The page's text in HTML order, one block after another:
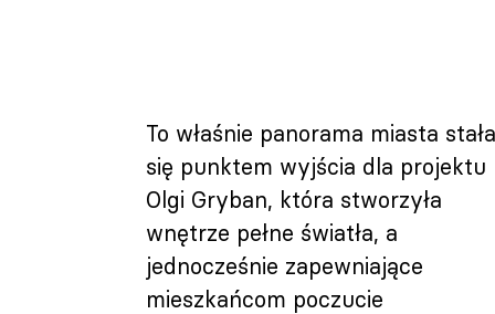
To właśnie panorama miasta
się punktem wyjścia dla projektu
Olgi Gryban, która stworzyła
wnętrze pełne światła, a
jednocześnie zapewniające
mieszkańcom poczucie